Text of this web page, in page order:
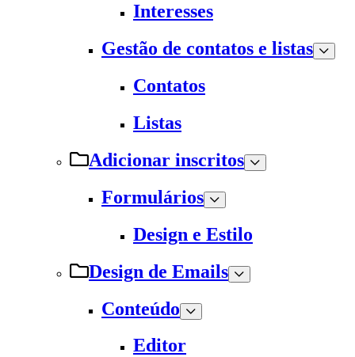
Interesses
Gestão de contatos e listas
Contatos
Listas
Adicionar inscritos
Formulários
Design e Estilo
Design de Emails
Conteúdo
Editor